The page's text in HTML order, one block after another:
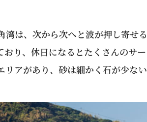
湾は、次から次へと波が押し寄せ
り、休日になるとたくさんのサ
アがあり、砂は細かく石が少な